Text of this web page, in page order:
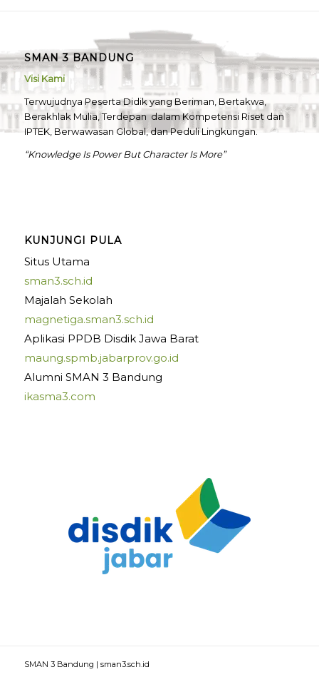
SMAN 3 BANDUNG
Visi Kami
Terwujudnya Peserta Didik yang Beriman, Bertakwa,
Berakhlak Mulia, Terdepan dalam Kompetensi Riset dan
IPTEK, Berwawasan Global, dan Peduli Lingkungan.
“Knowledge Is Power But Character Is More”
KUNJUNGI PULA
Situs Utama
sman3.sch.id
Majalah Sekolah
magnetiga.sman3.sch.id
Aplikasi PPDB Disdik Jawa Barat
maung.spmb.jabarprov.go.id
Alumni SMAN 3 Bandung
ikasma3.com
SMAN 3 Bandung | sman3.sch.id